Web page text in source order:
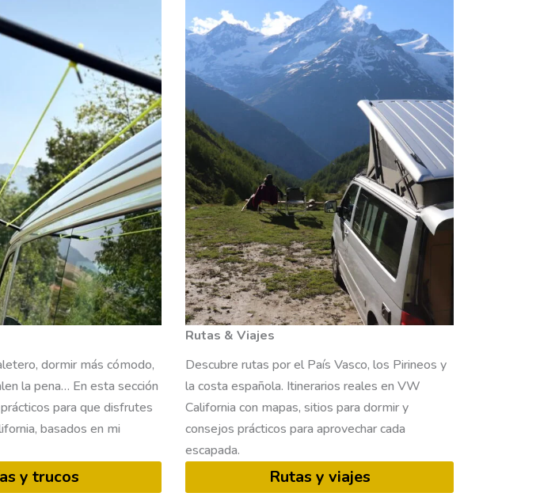
dormir más cómodo,
la pena… En esta sección
para que disfrutes
basados en mi
y trucos
Rutas & Viajes
Descubre rutas por el País Vasco, los Pirineos y
la costa española. Itinerarios reales en VW
California con mapas, sitios para dormir y
consejos prácticos para aprovechar cada
escapada.
Rutas y viajes